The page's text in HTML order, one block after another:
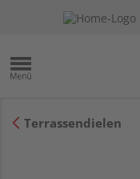
Terrassendielen